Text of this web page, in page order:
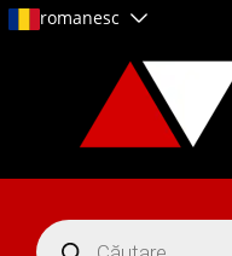
romanesc
Products
search